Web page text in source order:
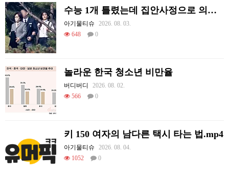
수능 1개 틀렸는데 집안사정으로 의대를 못감
아기물티슈
2026. 08. 03.
648
0
놀라운 한국 청소년 비만율
버디버디
2026. 08. 02.
566
0
키 150 여자의 남다른 택시 타는 법.mp4
아기물티슈
2026. 08. 04.
1052
0